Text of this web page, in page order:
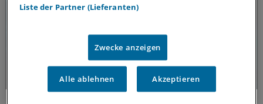
Liste der Partner (Lieferanten)
Zwecke anzeigen
Alle ablehnen Akzeptieren